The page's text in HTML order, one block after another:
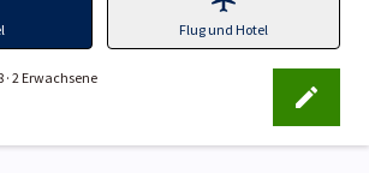
Flug und Hotel
2 Erwachsene